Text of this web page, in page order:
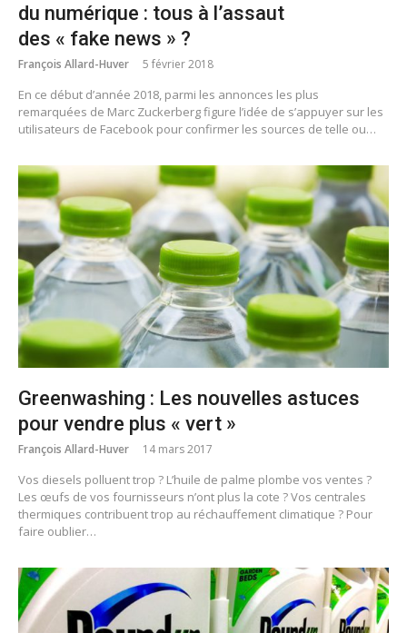
du numérique : tous à l’assaut
des « fake news » ?
François Allard-Huver 5 février 2018
En ce début d’année 2018, parmi les annonces les plus
remarquées de Marc Zuckerberg figure l’idée de s’appuyer sur les
utilisateurs de Facebook pour confirmer les sources de telle ou…
Greenwashing : Les nouvelles astuces
pour vendre plus « vert »
François Allard-Huver 14 mars 2017
Vos diesels polluent trop ? L’huile de palme plombe vos ventes ?
Les œufs de vos fournisseurs n’ont plus la cote ? Vos centrales
thermiques contribuent trop au réchauffement climatique ? Pour
faire oublier…